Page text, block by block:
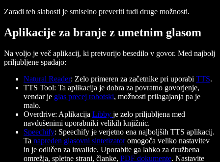
Zaradi teh slabosti je smiselno preveriti tudi druge možnosti.
Aplikacije za branje z umetnim glasom
Na voljo je več aplikacij, ki pretvorijo besedilo v govor. Med najbolj
priljubljene spadajo:
Natural Reader: Zelo primeren za začetnike pri uporabi TTS.
TTS Tool: Ta aplikacija je dobra za povratno govorjenje,
vendar je glas precej robotski, možnosti prilagajanja pa je
malo.
Overdrive: Aplikacija Libby je zelo priljubljena med
navdušenimi uporabniki velikih knjižnic.
Speechify: Speechify je verjetno ena najboljših TTS aplikacij.
Ta napreden glasovni sintetizatoromogoča veliko nastavitev
in je odličen za invalide. Uporabite ga lahko za družbena
omrežja, spletne strani, članke, PDF dokumente. Nastavite